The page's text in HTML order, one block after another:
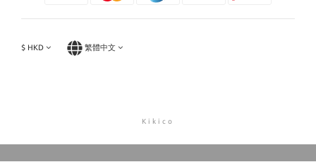
$ HKD 繁體中文
Kikico